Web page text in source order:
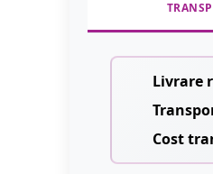
Livrare
Cost